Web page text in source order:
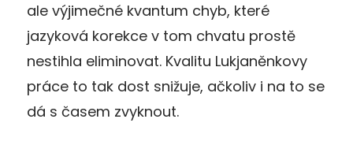
ale výjimečné kvantum chyb, které
jazyková korekce v tom chvatu prostě
nestihla eliminovat. Kvalitu Lukjaněnkovy
práce to tak dost snižuje, ačkoliv i na to se
dá s časem zvyknout.